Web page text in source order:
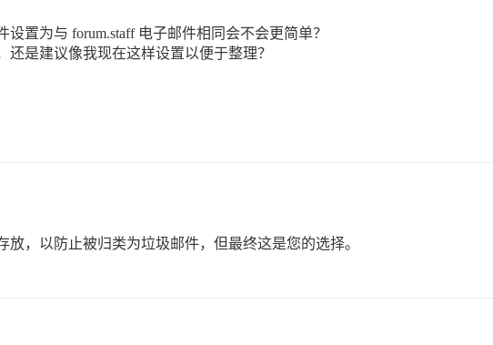
置为与 forum.staff 电子邮件相同会不会更简单？
是建议像我现在这样设置以便于整理？
，以防止被归类为垃圾邮件，但最终这是您的选择。